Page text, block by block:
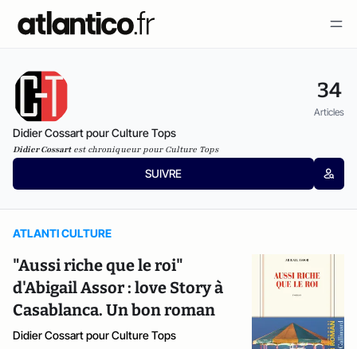
34
Articles
Didier Cossart pour Culture Tops
Didier Cossartest chroniqueur pour Culture Tops
SUIVRE
ATLANTI CULTURE
"Aussi riche que le roi"
d'Abigail Assor : love Story à
Casablanca. Un bon roman
Didier Cossart pour Culture Tops